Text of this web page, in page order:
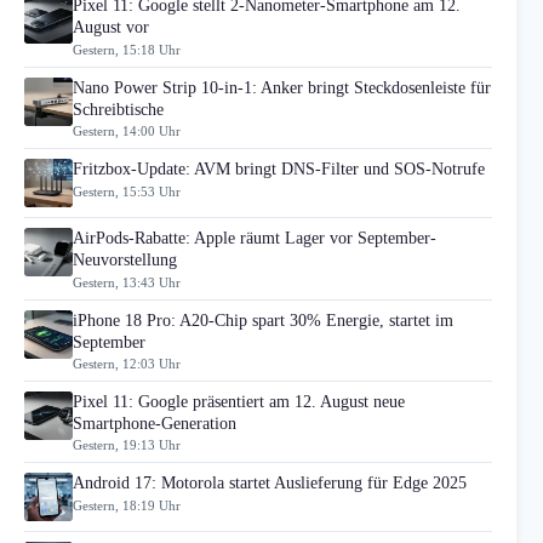
Pixel 11: Google stellt 2-Nanometer-Smartphone am 12.
August vor
Gestern, 15:18 Uhr
Nano Power Strip 10-in-1: Anker bringt Steckdosenleiste für
Schreibtische
Gestern, 14:00 Uhr
Fritzbox-Update: AVM bringt DNS-Filter und SOS-Notrufe
Gestern, 15:53 Uhr
AirPods-Rabatte: Apple räumt Lager vor September-
Neuvorstellung
Gestern, 13:43 Uhr
iPhone 18 Pro: A20-Chip spart 30% Energie, startet im
September
Gestern, 12:03 Uhr
Pixel 11: Google präsentiert am 12. August neue
Smartphone-Generation
Gestern, 19:13 Uhr
Android 17: Motorola startet Auslieferung für Edge 2025
Gestern, 18:19 Uhr